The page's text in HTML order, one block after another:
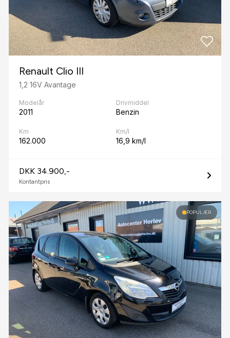
Renault Clio III
1,2 16V Avantage
Modelår
2011
Drivmiddel
Benzin
Km
162.000
Km/l
16,9 km/l
DKK 34.900,-
Kontantpris
POPULÆR